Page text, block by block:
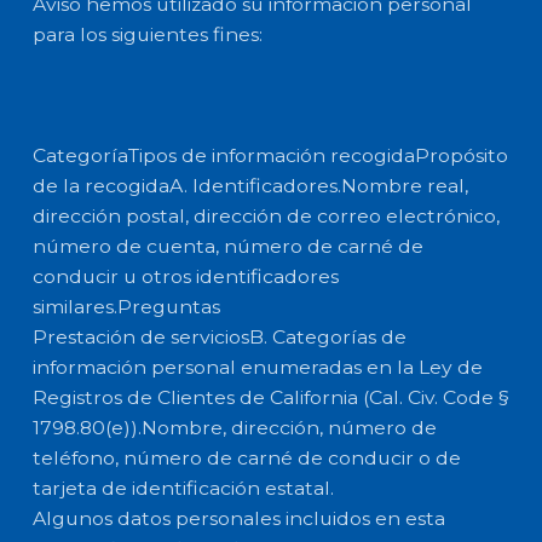
Aviso hemos utilizado su información personal
para los siguientes fines:
CategoríaTipos de información recogidaPropósito
de la recogidaA. Identificadores.Nombre real,
dirección postal, dirección de correo electrónico,
número de cuenta, número de carné de
conducir u otros identificadores
similares.Preguntas
Prestación de serviciosB. Categorías de
información personal enumeradas en la Ley de
Registros de Clientes de California (Cal. Civ. Code §
1798.80(e)).Nombre, dirección, número de
teléfono, número de carné de conducir o de
tarjeta de identificación estatal.
Algunos datos personales incluidos en esta